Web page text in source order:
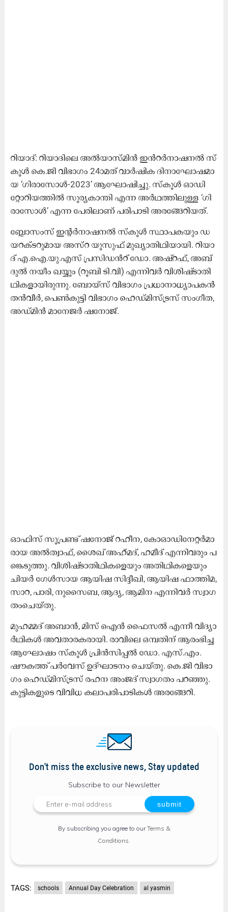
റി​യാ​ദ്​: റി​യാ​ദി​ലെ അ​ൽ​യാ​സ്മി​ൻ ഇ​ൻ​റ​ർ​നാ​ഷ​ന​ൽ സ്‌​
കൂ​ൾ കെ.​ജി വി​ഭാ​ഗം 24ാമ​ത് വാ​ർ​ഷി​ക ദി​നാ​ഘോ​ഷ​മാ​
യ ‘ഗി​രാ​സോ​ൾ-2023’ ആ​ഘോ​ഷി​ച്ചു. സ്​​കൂ​ൾ ഓ​ഡി​
റ്റോ​റി​യ​ത്തി​ൽ സൂ​ര്യ​കാ​ന്തി എ​ന്ന അ​ർ​ഥ​ത്തി​ലു​ള്ള ‘ഗി​
രാ​സോ​ൾ’ എ​ന്ന പേ​രി​ലാ​ണ്​ പ​രി​പാ​ടി അ​ര​ങ്ങേ​റി​യ​ത്.
ബ്ലോ​സം​സ് ഇ​ന്‍റ​ർ​നാ​ഷ​ന​ൽ സ്‌​കൂ​ൾ സ്ഥാ​പ​ക​യും ഡ​
യ​റ​ക്‌​ട​റു​മാ​യ അ​സ്‌​റ യൂ​സു​ഫ് മു​ഖ്യാ​തി​ഥി​യാ​യി. റി​യാ​
ദ്​ എ.​ഐ.​യു.​എ​സ് പ്ര​സി​ഡ​ൻ​റ് ഡോ. ​അ​ഷ്‌​റ​ഫ്, അ​ബ്​​
ദു​ൽ ന​യീം ഖ​യ്യൂം (റൂ​ബി ടി.​വി) എ​ന്നി​വ​ർ വി​ശി​ഷ്​​ടാ​തി​
ഥി​ക​ളാ​യി​രു​ന്നു. ബോ​യ്‌​സ് വി​ഭാ​ഗം പ്ര​ധാ​നാ​ധ്യാ​പ​ക​ൻ
ത​ൻ​വീ​ർ, പെ​ൺ​കു​ട്ടി വി​ഭാ​ഗം ഹെ​ഡ്മി​സ്ട്ര​സ് സം​ഗീ​ത,
അ​ഡ്മി​ൻ മാ​നേ​ജ​ർ ഷ​നോ​ജ്.
ഓ​ഫി​സ് സൂ​പ്ര​ണ്ട് ഷ​നോ​ജ്​ റ​ഹീ​ന, കോ​ഓ​ഡി​നേ​റ്റ​ർ​മാ​
രാ​യ അ​ൽ​ത്വാ​ഫ്, ശൈ​ഖ്​ അ​ഹ്​​മ​ദ്, ഹ​മീ​ദ്​ എ​ന്നി​വ​രും പ​​​
ങ്കെ​ടു​ത്തു. വി​ശി​ഷ്​​ടാ​തി​ഥി​ക​ളെ​യും അ​തി​ഥി​ക​ളെ​യും
ചി​യ​ർ ഗേ​ൾ​സാ​യ ആ​യി​ഷ സി​ദ്ദീ​ഖി, ആ​യി​ഷ ഫാ​ത്തി​മ,
സാ​റ, പാ​രി, നു​സൈ​ബ, ആ​ദ്യ, ആ​മി​ന എ​ന്നി​വ​ർ സ്വാ​ഗ​
തം​ചെ​യ്തു.
മു​ഹ​മ്മ​ദ് അ​ബാ​ൻ, മി​സ് ഐ​ൻ ഫൈ​സ​ൽ എ​ന്നീ വി​ദ്യാ​
ർ​ഥി​ക​ൾ അ​വ​താ​ര​ക​രാ​യി. രാ​വി​ലെ ഒ​മ്പ​തി​ന്​ ആ​രം​ഭി​ച്ച
ആ​ഘോ​ഷം സ്​​കൂ​ൾ പ്രി​ൻ​സി​പ്പ​ൽ ഡോ. ​എ​സ്.​എം.
ഷൗ​ക​ത്ത് പ​ർ​വേ​സ് ഉ​ദ്ഘാ​ട​നം ചെ​യ്തു. കെ.​ജി വി​ഭാ​
ഗം ഹെ​ഡ്മി​സ്ട്ര​സ് ര​ഹ​ന അം​ജ​ദ് സ്വാ​ഗ​തം പ​റ​ഞ്ഞു.
കു​ട്ടി​ക​ളു​ടെ വി​വി​ധ ക​ലാ​പ​രി​പാ​ടി​ക​ൾ അ​ര​​ങ്ങേ​റി.
Don't miss the exclusive news, Stay updated
Subscribe to our Newsletter
By subscribing you agree to ourTerms &
Conditions
TAGS: schools Annual Day Celebration al yasmin